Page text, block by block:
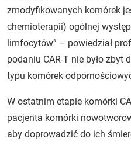
zmodyfikowanych komórek
chemioterapii) ogólnej
limfocytów” – powiedział
podaniu CAR-T nie było zbyt
typu komórek
W ostatnim etapie komórki
pacjenta komórki
aby doprowadzić do ich